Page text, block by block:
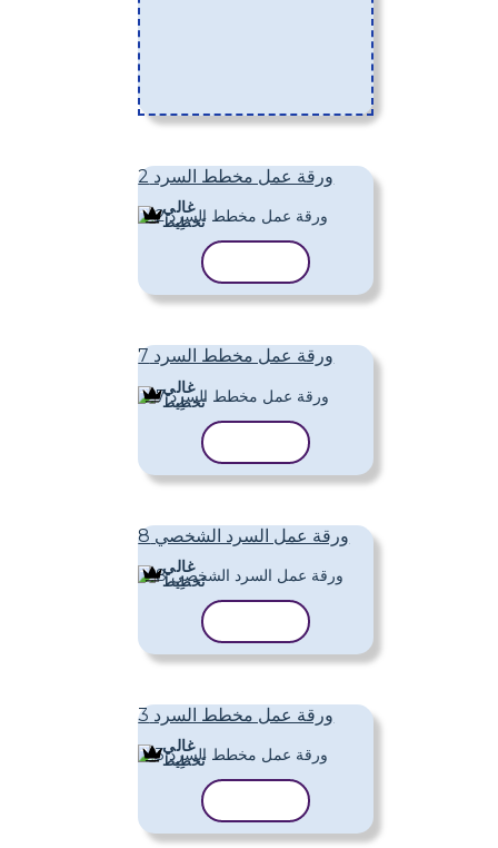
ورقة عمل مخطط السرد 2
غالي
تَخطِيط
ورقة عمل مخطط السرد 7
غالي
تَخطِيط
ورقة عمل السرد الشخصي 8
غالي
تَخطِيط
ورقة عمل مخطط السرد 3
غالي
تَخطِيط